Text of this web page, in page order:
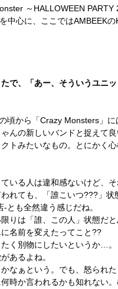
～HALLOWEEN PARTY
心に、ここではAMBEEK
で、「あー、そういうユニ
頃から「Crazy Monsters」
んの新しいバンドと捉えて
トみたいなもの。とにかく
いる人は違和感ないけど、
れても、「誰こいつ???」
とも全然違う感じだね。
りは「誰、この人」状態だと
名前を変えたってこと??
く別物にしたいというか…。
あるよね。
なぁという。でも、怒られ
時か言われるかも知れない